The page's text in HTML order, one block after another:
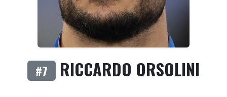
#7 RICCARDO ORSOLINI